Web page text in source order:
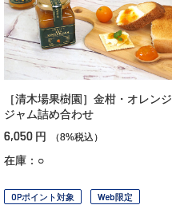
［清木場果樹園］金柑・オレンジ
ジャム詰め合わせ
6,050 円 （8%税込）
在庫：○
OPポイント対象 Web限定